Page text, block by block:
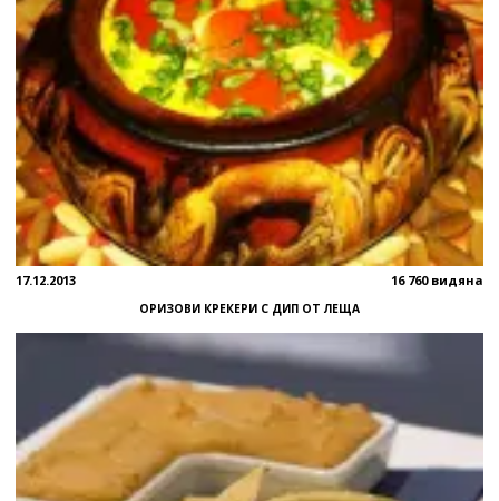
17.12.2013 16 760 видяна
ОРИЗОВИ КРЕКЕРИ С ДИП ОТ ЛЕЩА